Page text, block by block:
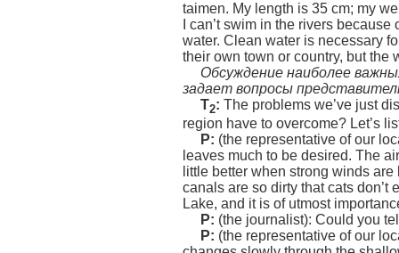
taimen. My length is 35 cm; my
I can’t swim in the rivers
water. Clean water is necessary
their own town or country, but the
Обсуждение наиболее
задает вопросы
T2: The problems we’ve just
region have to overcome? Let’s
P: (the representative of our
leaves much to be desired. The
little better when strong winds
canals are so dirty that cats
Lake, and it is of utmost
P: (the journalist): Could you
P: (the representative of our